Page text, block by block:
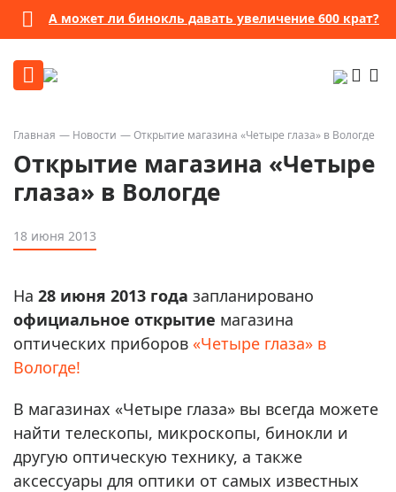
А может ли бинокль давать увеличение 600 крат?
Главная Новости Открытие магазина «Четыре глаза» в Вологде
Открытие магазина «Четыре
глаза» в Вологде
18 июня 2013
На 28 июня 2013 года запланировано
официальное открытие магазина
оптических приборов «Четыре глаза» в
Вологде!
В магазинах «Четыре глаза» вы всегда можете
найти телескопы, микроскопы, бинокли и
другую оптическую технику, а также
аксессуары для оптики от самых известных